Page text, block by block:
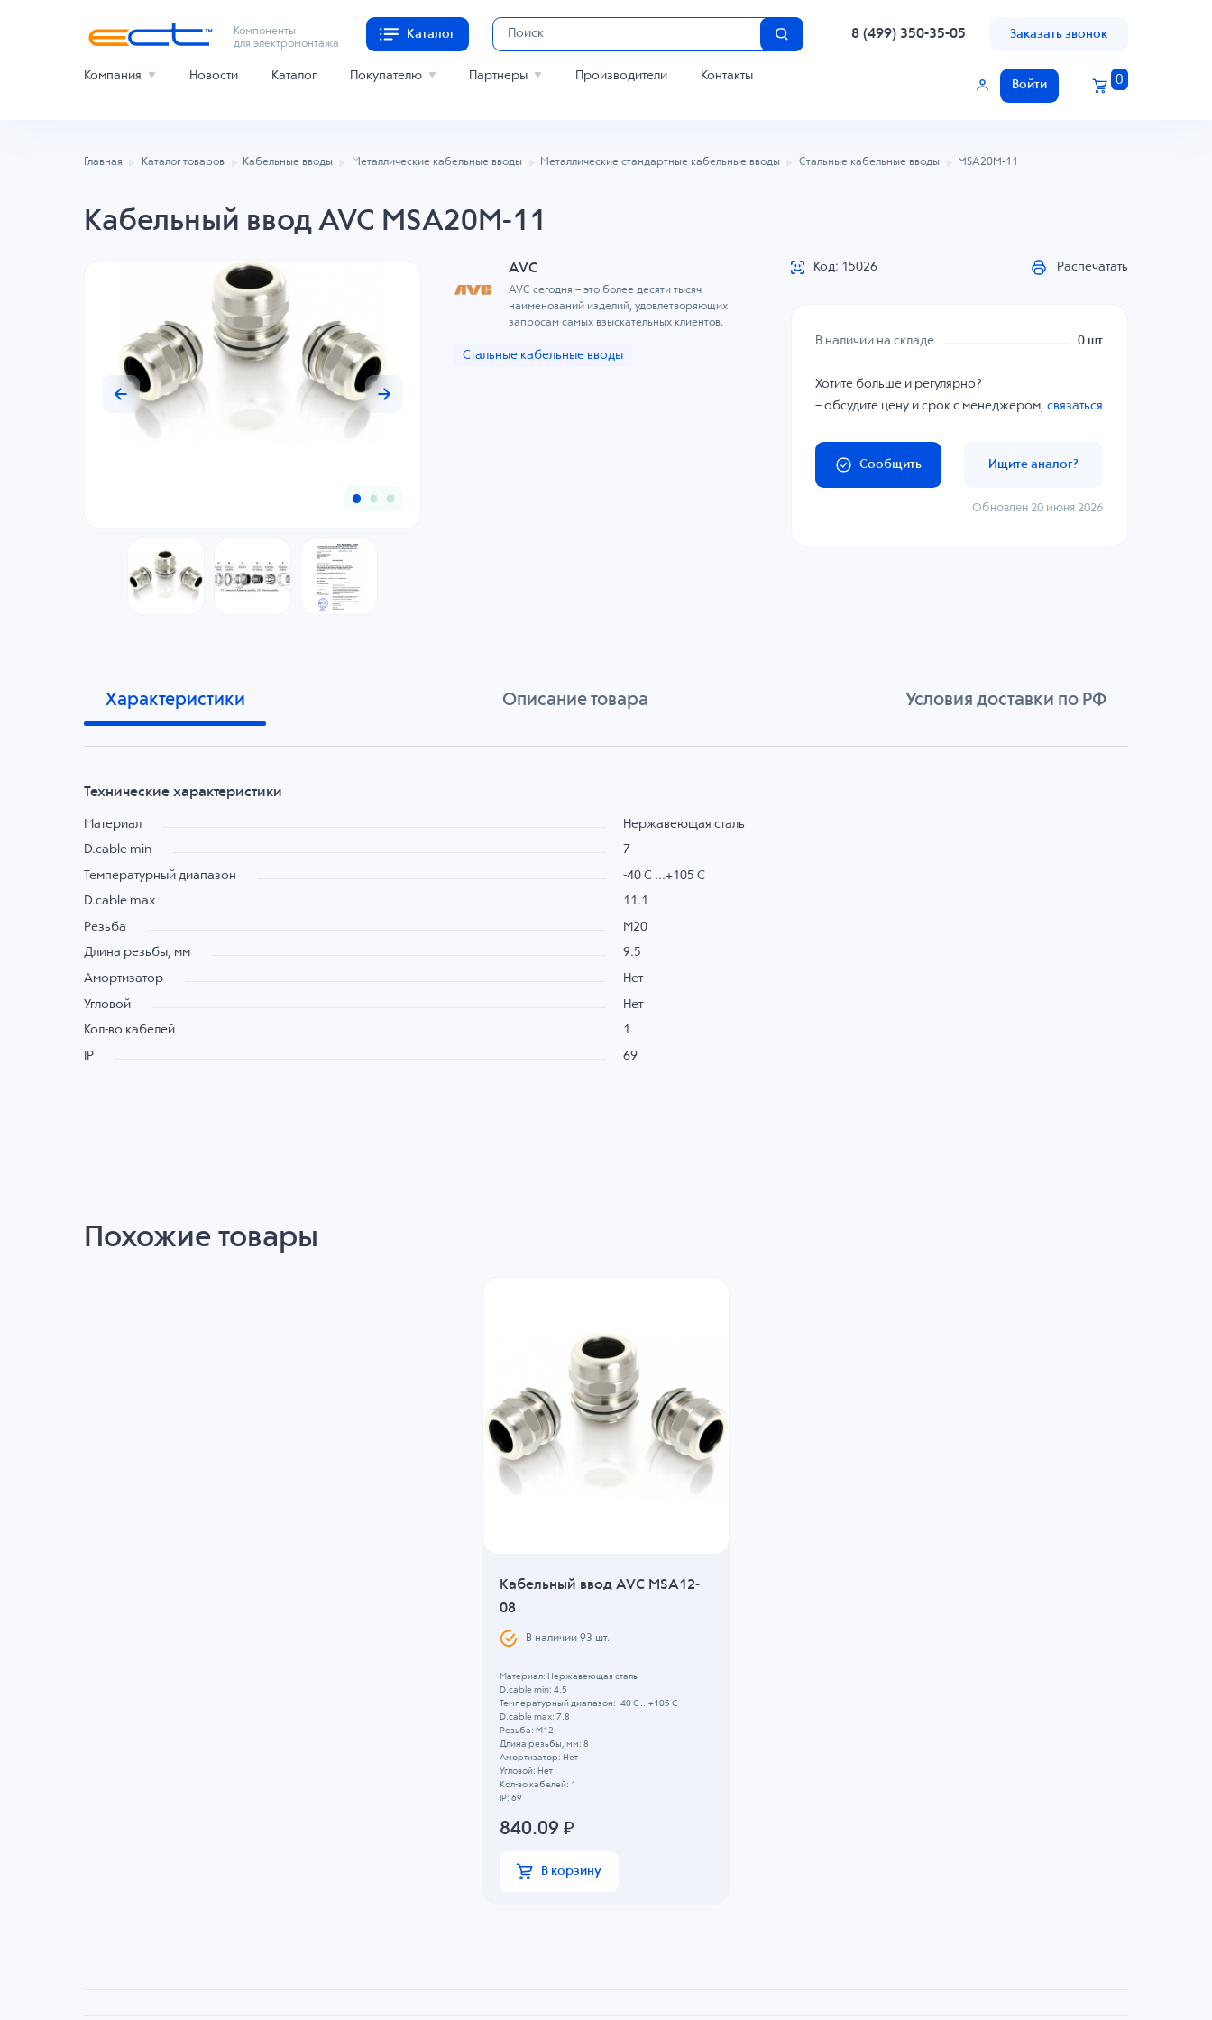
Компоненты
для электромонтажа
Каталог 8 (499) 350-35-05 Заказать звонок
Компания Новости Каталог Покупателю Партнеры Производители Контакты
Войти 0
Главная Каталог товаров Кабельные вводы Металлические кабельные вводы Металлические стандартные кабельные вводы Стальные кабельные вводы MSA20M-11
Кабельный ввод AVC MSA20M-11
AVC
AVC сегодня – это более десяти тысяч
наименований изделий, удовлетворяющих
запросам самых взыскательных клиентов.
Стальные кабельные вводы
Код: 15026 Распечатать
В наличии на складе 0 шт
Хотите больше и регулярно?
– обсудите цену и срок с менеджером,связаться
Сообщить Ищите аналог?
Обновлен 20 июня 2026
Характеристики Описание товара Условия доставки по РФ
Технические характеристики
Материал Нержавеющая сталь
D.cable min 7
Температурный диапазон -40 C ...+105 C
D.cable max 11.1
Резьба M20
Длина резьбы, мм 9.5
Амортизатор Нет
Угловой Нет
Кол-во кабелей 1
IP 69
Похожие товары
Кабельный ввод AVC MSA12-
08
В наличии 93 шт.
Материал: Нержавеющая сталь
D.cable min: 4.5
Температурный диапазон: -40 C ...+105 C
D.cable max: 7.8
Резьба: M12
Длина резьбы, мм: 8
Амортизатор: Нет
Угловой: Нет
Кол-во кабелей: 1
IP: 69
840.09 ₽
В корзину